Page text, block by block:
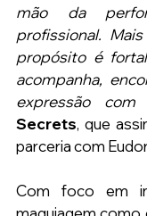
mão da
profissional.
propósito é
acompanha,
expressão com
Secrets, que
parceria com
Com foco em